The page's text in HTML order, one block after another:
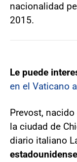
nacionalidad
2015.
Le puede
en el Vaticano
Prevost,
la ciudad de
diario italiano